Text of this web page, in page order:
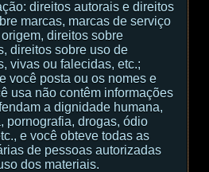
direitos autorais e direitos
marcas, marcas de serviço
direitos sobre
direitos sobre uso de
vivas ou falecidas, etc.;
você posta ou os nomes e
usa não contêm informações
a dignidade humana,
pornografia, drogas, ódio
e você obteve todas as
de pessoas autorizadas
dos materiais.